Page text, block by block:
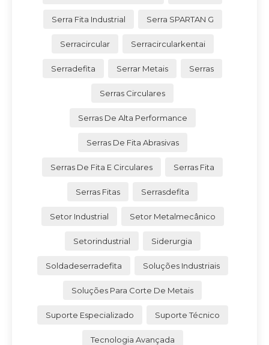
Serra Fita Industrial Serra SPARTAN G
Serracircular Serracircularkentai
Serradefita Serrar Metais Serras
Serras Circulares
Serras De Alta Performance
Serras De Fita Abrasivas
Serras De Fita E Circulares Serras Fita
Serras Fitas Serrasdefita
Setor Industrial Setor Metalmecânico
Setorindustrial Siderurgia
Soldadeserradefita Soluções Industriais
Soluções Para Corte De Metais
Suporte Especializado Suporte Técnico
Tecnologia Avançada